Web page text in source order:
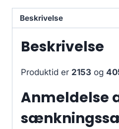
Beskrivelse
Beskrivelse
Produktid er 2153 og
Anmeldelse